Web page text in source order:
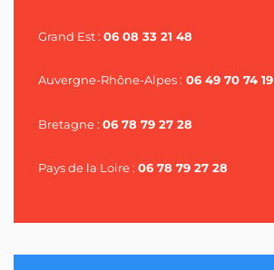
Grand Est : 06 08 33 21 48
Auvergne-Rhône-Alpes : 06 49 70 74 19
Bretagne : 06 78 79 27 28
Pays de la Loire : 06 78 79 27 28